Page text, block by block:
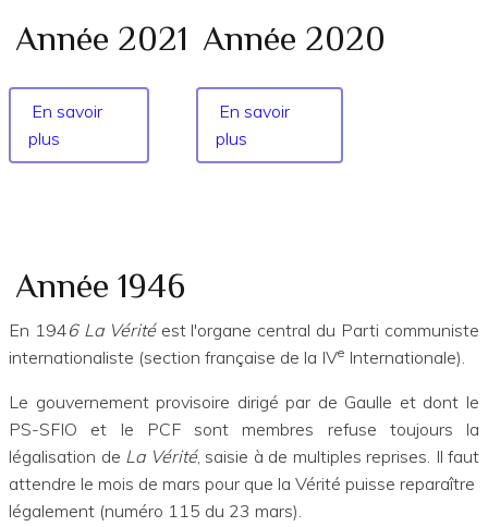
Année 2021
En savoir
plus
Année
Année 2020
En savoir
plus
Année
Année 1946
En 1946 La Vérité est l'organe central du Parti communiste
internationaliste (section française de la IVe Internationale).
Le gouvernement provisoire dirigé par de Gaulle et dont le
PS-SFIO et le PCF sont membres refuse toujours la
légalisation de La Vérité, saisie à de multiples reprises. Il faut
attendre le mois de mars pour que la Vérité puisse reparaître
légalement (numéro 115 du 23 mars).